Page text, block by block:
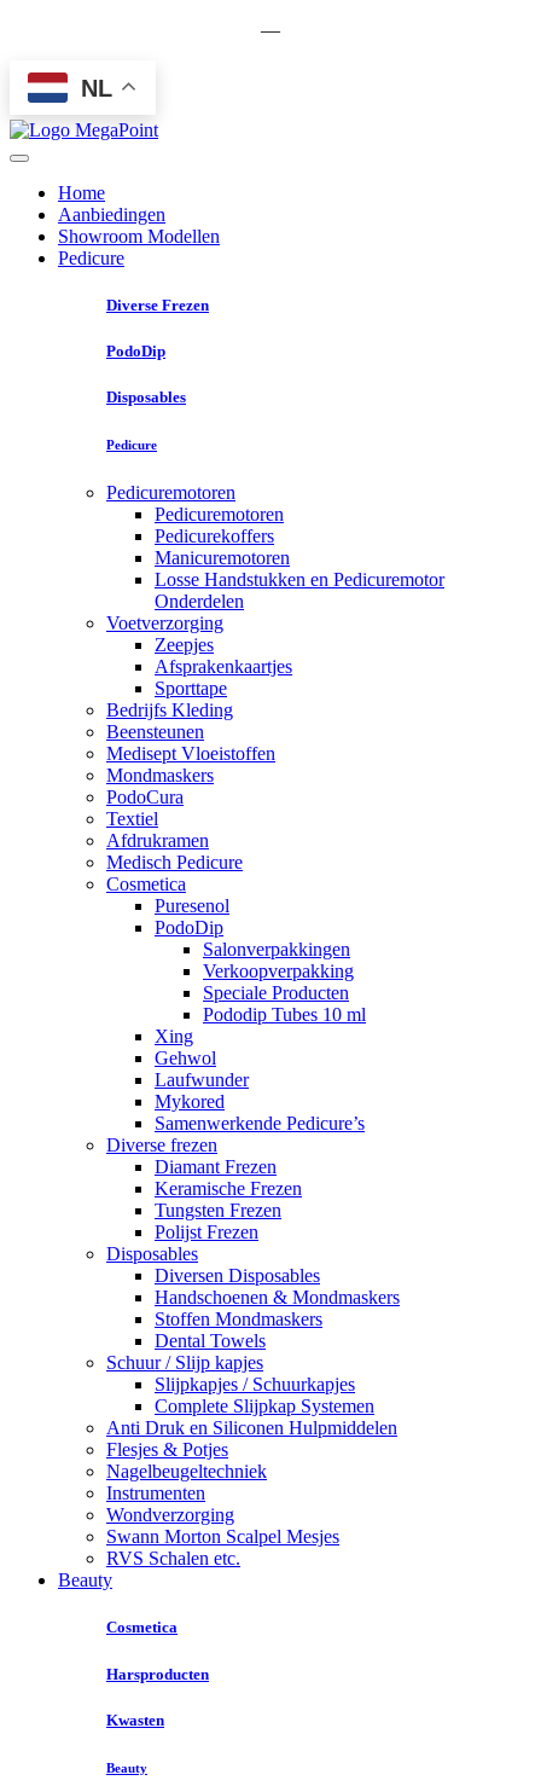
—
NL
Home
Aanbiedingen
Showroom Modellen
Pedicure
Diverse Frezen
PodoDip
Disposables
Pedicure
Pedicuremotoren
Pedicuremotoren
Pedicurekoffers
Manicuremotoren
Losse Handstukken en Pedicuremotor
Onderdelen
Voetverzorging
Zeepjes
Afsprakenkaartjes
Sporttape
Bedrijfs Kleding
Beensteunen
Medisept Vloeistoffen
Mondmaskers
PodoCura
Textiel
Afdrukramen
Medisch Pedicure
Cosmetica
Puresenol
PodoDip
Salonverpakkingen
Verkoopverpakking
Speciale Producten
Pododip Tubes 10 ml
Xing
Gehwol
Laufwunder
Mykored
Samenwerkende Pedicure’s
Diverse frezen
Diamant Frezen
Keramische Frezen
Tungsten Frezen
Polijst Frezen
Disposables
Diversen Disposables
Handschoenen & Mondmaskers
Stoffen Mondmaskers
Dental Towels
Schuur / Slijp kapjes
Slijpkapjes / Schuurkapjes
Complete Slijpkap Systemen
Anti Druk en Siliconen Hulpmiddelen
Flesjes & Potjes
Nagelbeugeltechniek
Instrumenten
Wondverzorging
Swann Morton Scalpel Mesjes
RVS Schalen etc.
Beauty
Cosmetica
Harsproducten
Kwasten
Beauty